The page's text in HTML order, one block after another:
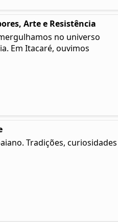
Arte e Resistência
no universo
Em Itacaré, ouvimos
Tradições, curiosidades